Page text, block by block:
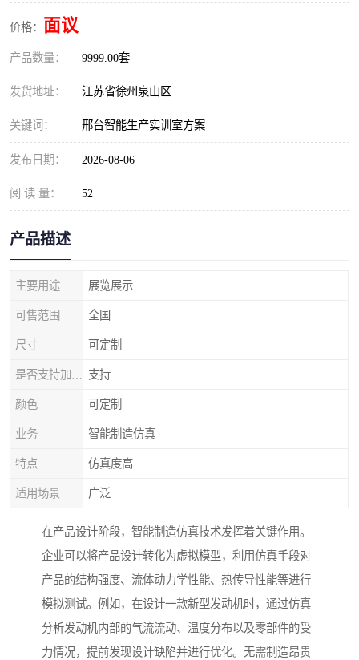
价格： 面议
产品数量： 9999.00套
发货地址： 江苏省徐州泉山区
关键词： 邢台智能生产实训室方案
发布日期： 2026-08-06
阅 读 量： 52
产品描述
主要用途 展览展示
可售范围 全国
尺寸 可定制
支持
颜色 可定制
业务 智能制造仿真
特点 仿真度高
适用场景 广泛
在产品设计阶段，智能制造仿真技术发挥着关键作用。
企业可以将产品设计转化为虚拟模型，利用仿真手段对
产品的结构强度、流体动力学性能、热传导性能等进行
模拟测试。例如，在设计一款新型发动机时，通过仿真
分析发动机内部的气流流动、温度分布以及零部件的受
力情况，提前发现设计缺陷并进行优化。无需制造昂贵